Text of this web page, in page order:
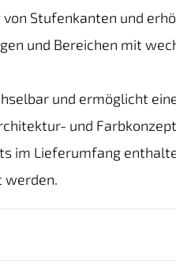
Stufenkanten und
und Bereichen mit
und ermöglicht
und
im Lieferumfang
werden.